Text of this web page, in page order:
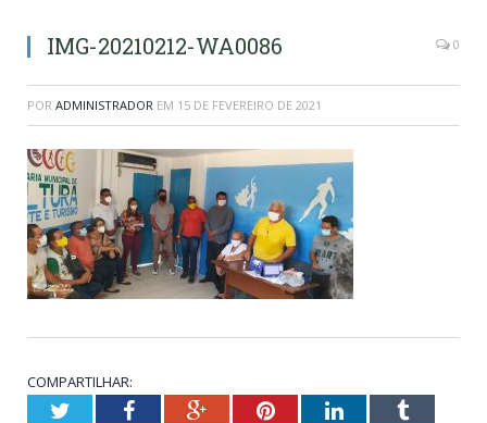
IMG-20210212-WA0086 0
POR ADMINISTRADOR EM 15 DE FEVEREIRO DE 2021
COMPARTILHAR:
TwitterFacebookGoogle+PinterestLinkedInTumblr